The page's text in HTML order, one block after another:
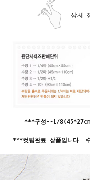
상세
***구성--1/
***컷팅완료 상품입니다